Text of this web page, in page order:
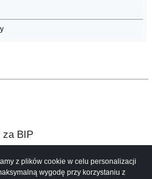
za BIP
z plików cookie w celu personalizacji
wygodę przy korzystaniu z